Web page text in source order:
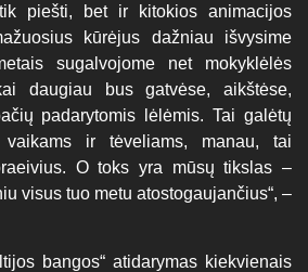
piešti, bet ir kitokios animacijos
kūrėjus dažniau išvysime
sugalvojome net mokyklėlės
daugiau bus gatvėse, aikštėse,
padarytomis lėlėmis. Tai galėtų
ir tėveliams, manau, tai
O toks yra mūsų tikslas –
visus tuo metu atostogaujančius“, –
bangos“ atidarymas kiekvienais